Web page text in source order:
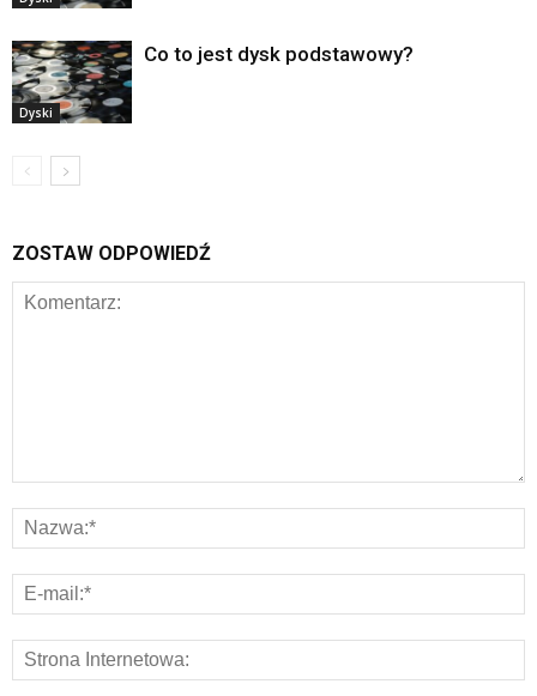
Dyski
Co to jest dysk podstawowy?
ZOSTAW ODPOWIEDŹ